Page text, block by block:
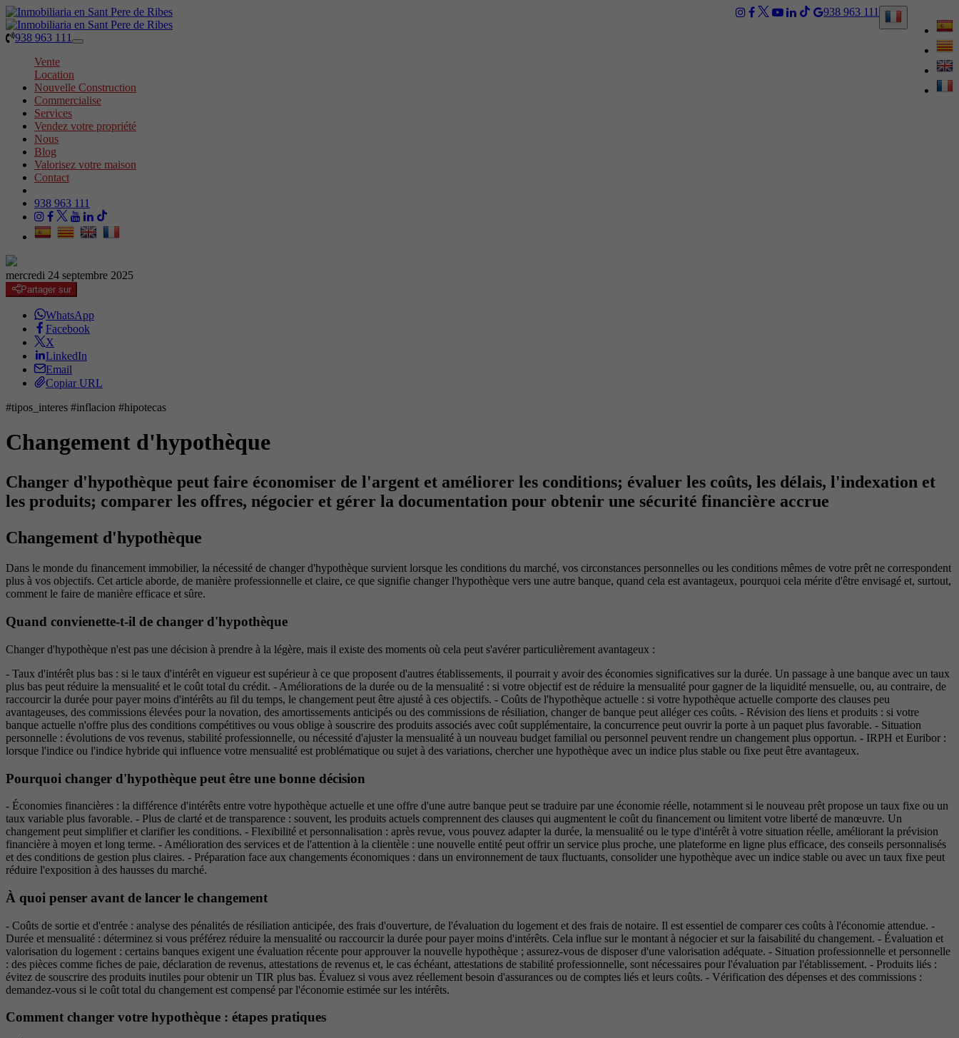
938 963 111
938 963 111
Toggle
Vente
Location
Nouvelle Construction
Commercialise
Services
Vendez votre propriété
Nous
Blog
Valorisez votre maison
Contact
938 963 111
mercredi 24 septembre 2025
Partager sur
WhatsApp
Facebook
X
LinkedIn
Email
Copiar URL
#tipos_interes #inflacion #hipotecas
Changement d'hypothèque
Changer d'hypothèque peut faire économiser de l'argent et améliorer les conditions; évaluer les coûts, les délais, l'indexation et
les produits; comparer les offres, négocier et gérer la documentation pour obtenir une sécurité financière accrue
Changement d'hypothèque
Dans le monde du financement immobilier, la nécessité de changer d'hypothèque survient lorsque les conditions du marché, vos circonstances personnelles ou les conditions mêmes de votre prêt ne correspondent
plus à vos objectifs. Cet article aborde, de manière professionnelle et claire, ce que signifie changer l'hypothèque vers une autre banque, quand cela est avantageux, pourquoi cela mérite d'être envisagé et, surtout,
comment le faire de manière efficace et sûre.
Quand convienette-t-il de changer d'hypothèque
Changer d'hypothèque n'est pas une décision à prendre à la légère, mais il existe des moments où cela peut s'avérer particulièrement avantageux :
- Taux d'intérêt plus bas : si le taux d'intérêt en vigueur est supérieur à ce que proposent d'autres établissements, il pourrait y avoir des économies significatives sur la durée. Un passage à une banque avec un taux
plus bas peut réduire la mensualité et le coût total du crédit. - Améliorations de la durée ou de la mensualité : si votre objectif est de réduire la mensualité pour gagner de la liquidité mensuelle, ou, au contraire, de
raccourcir la durée pour payer moins d'intérêts au fil du temps, le changement peut être ajusté à ces objectifs. - Coûts de l'hypothèque actuelle : si votre hypothèque actuelle comporte des clauses peu
avantageuses, des commissions élevées pour la novation, des amortissements anticipés ou des commissions de résiliation, changer de banque peut alléger ces coûts. - Révision des liens et produits : si votre
banque actuelle n'offre plus des conditions compétitives ou vous oblige à souscrire des produits associés avec coût supplémentaire, la concurrence peut ouvrir la porte à un paquet plus favorable. - Situation
personnelle : évolutions de vos revenus, stabilité professionnelle, ou nécessité d'ajuster la mensualité à un nouveau budget familial ou personnel peuvent rendre un changement plus opportun. - IRPH et Euribor :
lorsque l'indice ou l'indice hybride qui influence votre mensualité est problématique ou sujet à des variations, chercher une hypothèque avec un indice plus stable ou fixe peut être avantageux.
Pourquoi changer d'hypothèque peut être une bonne décision
- Économies financières : la différence d'intérêts entre votre hypothèque actuelle et une offre d'une autre banque peut se traduire par une économie réelle, notamment si le nouveau prêt propose un taux fixe ou un
taux variable plus favorable. - Plus de clarté et de transparence : souvent, les produits actuels comprennent des clauses qui augmentent le coût du financement ou limitent votre liberté de manœuvre. Un
changement peut simplifier et clarifier les conditions. - Flexibilité et personnalisation : après revue, vous pouvez adapter la durée, la mensualité ou le type d'intérêt à votre situation réelle, améliorant la prévision
financière à moyen et long terme. - Amélioration des services et de l'attention à la clientèle : une nouvelle entité peut offrir un service plus proche, une plateforme en ligne plus efficace, des conseils personnalisés
et des conditions de gestion plus claires. - Préparation face aux changements économiques : dans un environnement de taux fluctuants, consolider une hypothèque avec un indice stable ou avec un taux fixe peut
réduire l'exposition à des hausses du marché.
À quoi penser avant de lancer le changement
- Coûts de sortie et d'entrée : analyse des pénalités de résiliation anticipée, des frais d'ouverture, de l'évaluation du logement et des frais de notaire. Il est essentiel de comparer ces coûts à l'économie attendue. -
Durée et mensualité : déterminez si vous préférez réduire la mensualité ou raccourcir la durée pour payer moins d'intérêts. Cela influe sur le montant à négocier et sur la faisabilité du changement. - Évaluation et
valorisation du logement : certains banques exigent une évaluation récente pour approuver la nouvelle hypothèque ; assurez-vous de disposer d'une valorisation adéquate. - Situation professionnelle et personnelle
: des pièces comme fiches de paie, déclaration de revenus, attestations de revenus et, le cas échéant, attestations de stabilité professionnelle, sont nécessaires pour l'évaluation par l'établissement. - Produits liés :
évitez de souscrire des produits inutiles pour obtenir un TIR plus bas. Évaluez si vous avez réellement besoin d'assurances ou de comptes liés et leurs coûts. - Vérification des dépenses et des commissions :
demandez-vous si le coût total du changement est compensé par l'économie estimée sur les intérêts.
Comment changer votre hypothèque : étapes pratiques